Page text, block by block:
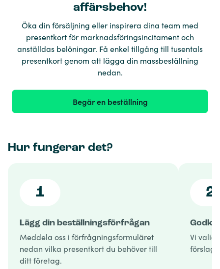
affärsbehov!
Öka din försäljning eller inspirera dina team med
presentkort för marknadsföringsincitament och
anställdas belöningar. Få enkel tillgång till tusentals
presentkort genom att lägga din massbeställning
nedan.
Begär en beställning
Hur fungerar det?
1
Lägg din beställningsförfrågan
Meddela oss i förfrågningsformuläret
nedan vilka presentkort du behöver till
ditt företag.
2
Vi
förslag